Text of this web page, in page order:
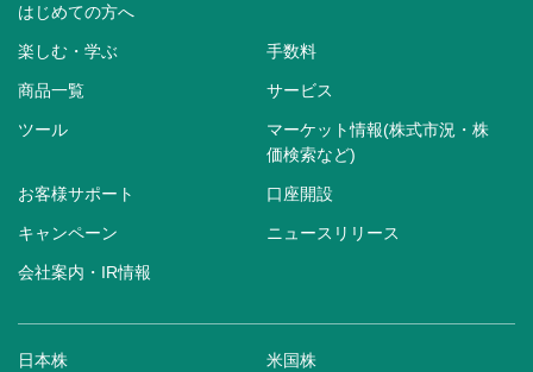
はじめての方へ
楽しむ・学ぶ 手数料
商品一覧 サービス
ツール
マーケット情報(株式市況・株
価検索など)
お客様サポート 口座開設
キャンペーン ニュースリリース
会社案内・IR情報
日本株 米国株